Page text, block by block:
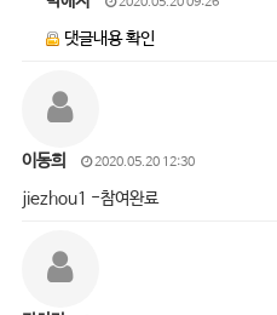
댓글내용 확인
이동희 2020.05.20 12:30
jiezhou1 -참여완료